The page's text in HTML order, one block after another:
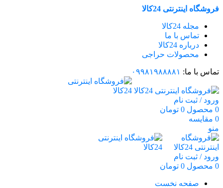
فروشگاه اینترنتی 24کالا
مجله 24کالا
تماس با ما
درباره 24کالا
محصولات حراجی
تماس با ما: ۰۹۹۸۱۹۸۸۸۸۱
ورود / ثبت نام
0 محصول 0 تومان
0 مقایسه
منو
ورود / ثبت نام
0 محصول 0 تومان
صفحه نخست